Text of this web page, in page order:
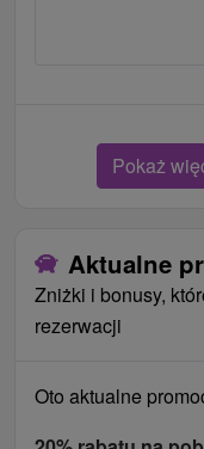
Pokaż
Aktualne
Zniżki i bonusy,
rezerwacji
Oto aktualne